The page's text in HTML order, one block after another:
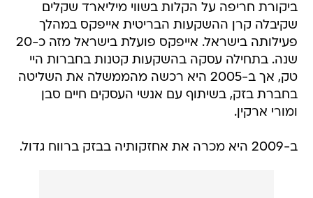
ביקורת חריפה על הקלות בשווי מיליארד שקלים
שקיבלה קרן ההשקעות הבריטית אייפקס במהלך
פעילותה בישראל. אייפקס פועלת בישראל מזה כ-20
שנה. בתחילה עסקה בהשקעות קטנות בחברות היי
טק, אך ב-2005 היא רכשה מהממשלה את השליטה
בחברת בזק, בשיתוף עם אנשי העסקים חיים סבן
ומורי ארקין.
ב-2009 היא מכרה את אחזקותיה בבזק ברווח גדול.